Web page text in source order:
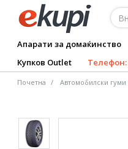
Апарати за домаќинство
Купков Outlet
Телефон:
Почетна Автомобилски гуми